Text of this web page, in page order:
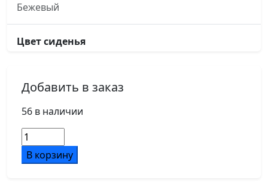
Бежевый
Цвет сиденья
Основание кресла
пятилучье, d660, металлическое хромированное
Подлокотники
металлические хромированные
Добавить в заказ
56 в наличии
Количество
товара
Кресло
В корзину